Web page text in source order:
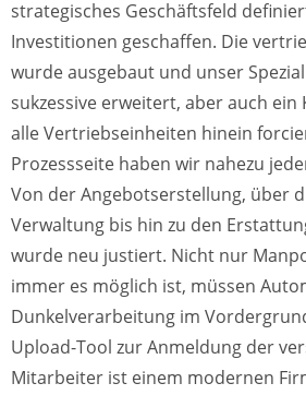
strategisches Geschäftsfeld
Investitionen geschaffen. Die
wurde ausgebaut und unser
sukzessive erweitert, aber auch ein
alle Vertriebseinheiten hinein
Prozessseite haben wir nahezu
Von der Angebotserstellung, über
Verwaltung bis hin zu den
wurde neu justiert. Nicht nur
immer es möglich ist, müssen
Dunkelverarbeitung im
Upload-Tool zur Anmeldung der
Mitarbeiter ist einem modernen